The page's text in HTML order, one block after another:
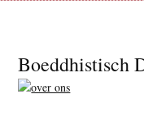
Footer
Boeddhistisch